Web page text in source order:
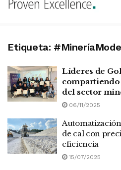
Etiqueta:
Líderes de
compartiendo
del sector
06/11/2025
de cal con
eficiencia
15/07/2025